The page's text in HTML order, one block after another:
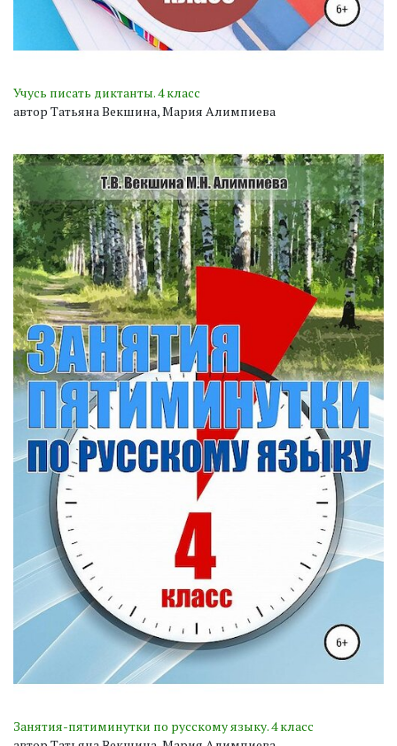
Учусь писать диктанты. 4 класс
автор Татьяна Векшина, Мария Алимпиева
Занятия-пятиминутки по русскому языку. 4 класс